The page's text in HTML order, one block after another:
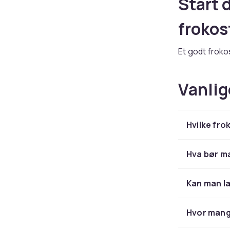
Et godt
det smarte
automatisk
Brødristere
med 2 eller
du ofte
Hvilke
Hva bør
Kan man
Hvor